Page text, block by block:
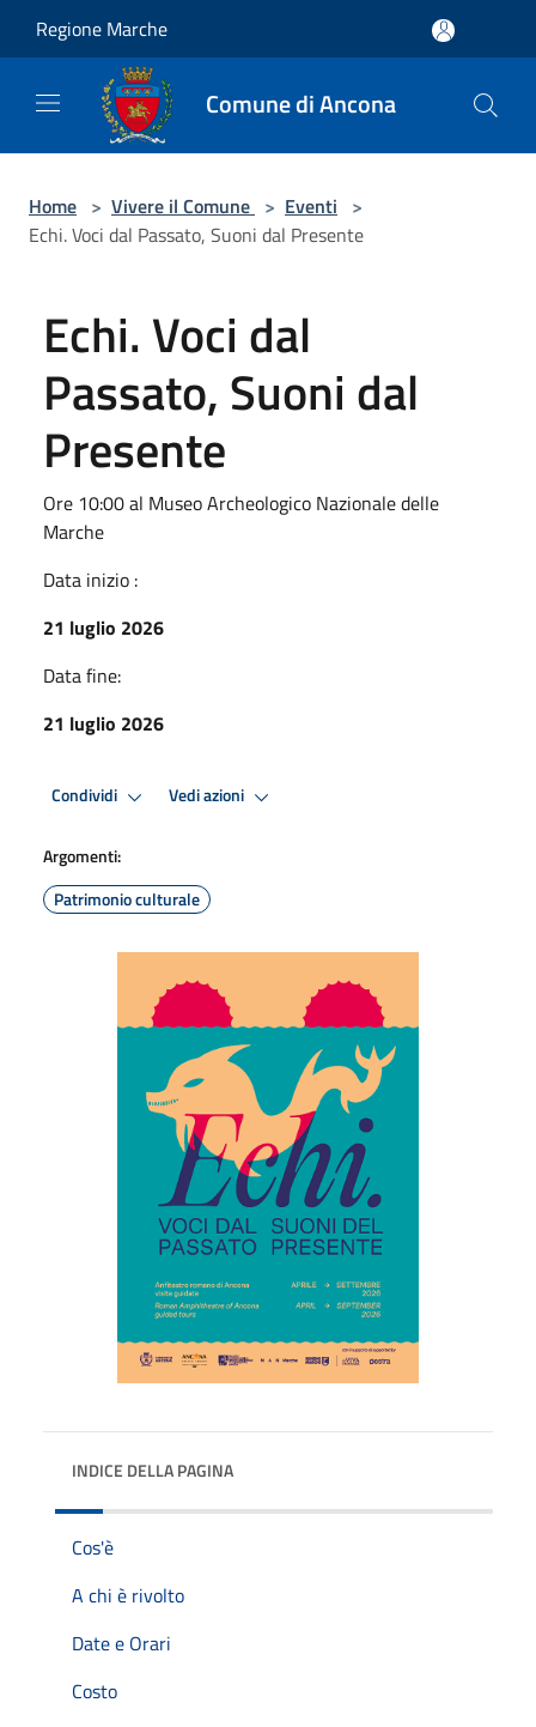
Regione Marche
Comune di Ancona
Home > Vivere il Comune > Eventi >
Echi. Voci dal Passato, Suoni dal Presente
Echi. Voci dal
Passato, Suoni dal
Presente
Ore 10:00 al Museo Archeologico Nazionale delle
Marche
Data inizio :
21 luglio 2026
Data fine:
21 luglio 2026
Condividi Vedi azioni
Argomenti:
Patrimonio culturale
INDICE DELLA PAGINA
Cos'è
A chi è rivolto
Date e Orari
Costo